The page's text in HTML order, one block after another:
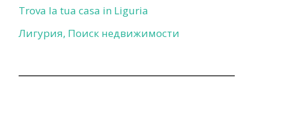
Trova la tua casa in Liguria
Лигурия, Поиск недвижимости